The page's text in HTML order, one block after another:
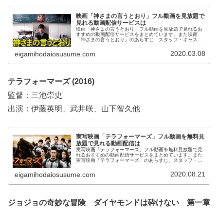
映画「神さまの言うとおり」フル動画を見放題で
見れる動画配信サービスは
映画「神さまの言うとおり」フル動画を見放題で見れるお
すすめの動画配信サービスをまとめています。また映画
「神さまの言うとおり」のあらすじ、スタッフ・キャスト
や映画本編を見る前の予備知識として役立ててください。
eigamihodaiosusume.com 2020.03.08
テラフォーマーズ (2016)
監督：三池崇史
出演：伊藤英明、武井咲、山下智久他
実写映画「テラフォーマーズ」フル動画を無料見
放題で見れる動画配信は
実写映画「テラフォーマーズ」フル動画を無料見放題で見
れるおすすめの動画配信サービスをまとめています。また
実写映画「テラフォーマーズ」のあらすじ、スタッフ・キ
ス選びや映画本編を見る前の予備知識として役立ててくだ
さい。
eigamihodaiosusume.com 2020.08.21
ジョジョの奇妙な冒険 ダイヤモンドは砕けない 第一章